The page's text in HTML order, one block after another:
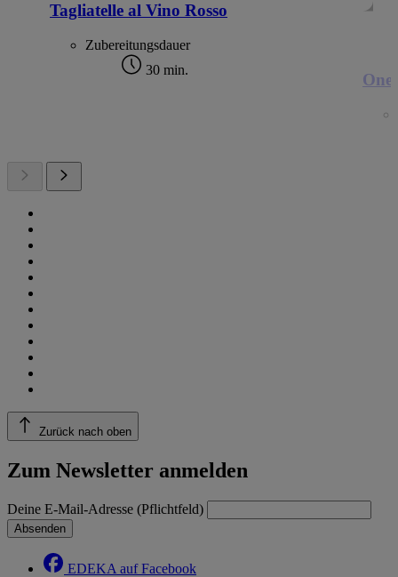
Tagliatelle al Vino Rosso
Zubereitungsdauer
30 min.
One
Zurück nach oben
Zum Newsletter anmelden
Deine E-Mail-Adresse (Pflichtfeld)
Absenden
EDEKA auf Facebook